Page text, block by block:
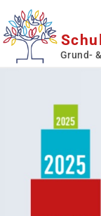
Grund-